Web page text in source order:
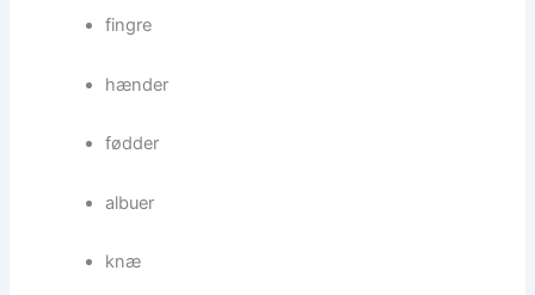
fingre
hænder
fødder
albuer
knæ